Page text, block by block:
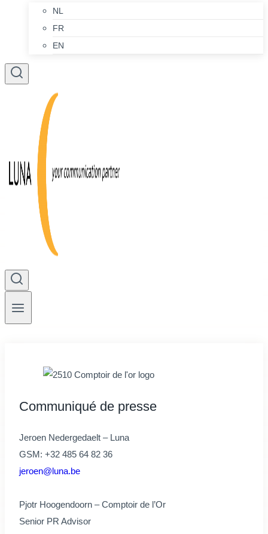
NL
FR
EN
Communiqué de presse
Jeroen Nedergedaelt – Luna
GSM: +32 485 64 82 36
jeroen@luna.be
Pjotr Hoogendoorn – Comptoir de l’Or
Senior PR Advisor